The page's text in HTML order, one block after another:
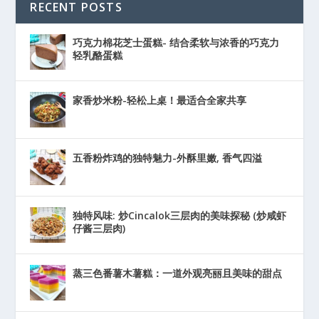
RECENT POSTS
巧克力棉花芝士蛋糕- 结合柔软与浓香的巧克力
轻乳酪蛋糕
家香炒米粉-轻松上桌！最适合全家共享
五香粉炸鸡的独特魅力-外酥里嫩, 香气四溢
独特风味: 炒Cincalok三层肉的美味探秘 (炒咸虾
仔酱三层肉)
蒸三色番薯木薯糕：一道外观亮丽且美味的甜点